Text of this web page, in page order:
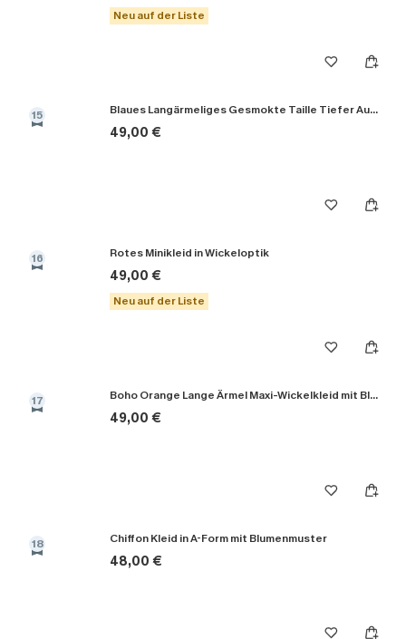
Neu auf der Liste
15 Blaues Langärmeliges Gesmokte Taille Tiefer Ausschnitt Maxikleid
49,00 €
16 Rotes Minikleid in Wickeloptik
49,00 €
Neu auf der Liste
17 Boho Orange Lange Ärmel Maxi-Wickelkleid mit Blumenmuster
49,00 €
18 Chiffon Kleid in A-Form mit Blumenmuster
48,00 €